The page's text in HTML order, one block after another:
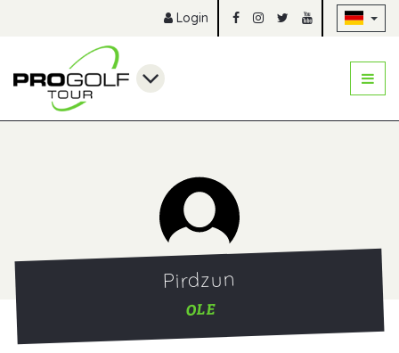
Login
Pirdzun
OLE